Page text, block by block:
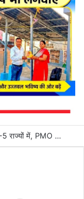
कांवड़ यात्रा की व्यवस्थाओं का जायजा लेने सीसीआर कंट्रोल रूम पहुंचे डीएम मयूर दीक्षित